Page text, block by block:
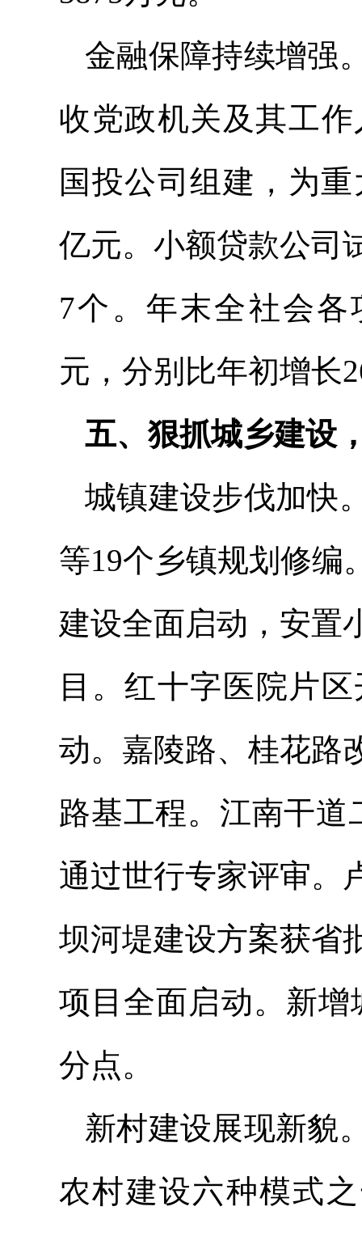
金融保障持续增强
收党政机关及其工
国投公司组建，为
亿元。小额贷款公司
7个。年末全社会各
元，分别比年初增长
五、狠抓城乡建设
城镇建设步伐加快
等19个乡镇规划修编
建设全面启动，安置
目。红十字医院片
动。嘉陵路、桂花路
路基工程。江南干道
通过世行专家评审。
坝河堤建设方案获省
项目全面启动。新增
分点。
新村建设展现新貌
农村建设六种模式